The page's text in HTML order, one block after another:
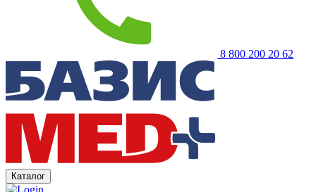
8 800 200 20 62
Каталог